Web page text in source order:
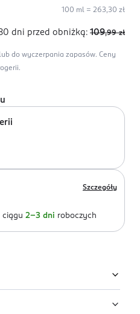
100 ml = 263,30 zł
dni przed obniżką: 109,99 zł
lub do wyczerpania zapasów. Ceny
Szczegóły
ciągu 2-3 dni roboczych